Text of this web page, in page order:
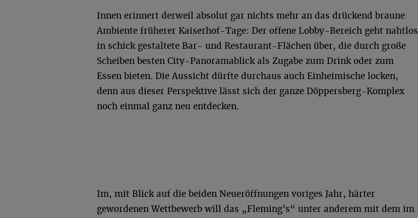
Innen erinnert derweil absolut gar nichts mehr an das drückend braune
Ambiente früherer Kaiserhof-Tage: Der offene Lobby-Bereich geht nahtlos
in schick gestaltete Bar- und Restaurant-Flächen über, die durch große
Scheiben besten City-Panoramablick als Zugabe zum Drink oder zum
Essen bieten. Die Aussicht dürfte durchaus auch Einheimische locken,
denn aus dieser Perspektive lässt sich der ganze Döppersberg-Komplex
noch einmal ganz neu entdecken.
Im, mit Blick auf die beiden Neueröffnungen voriges Jahr, härter
gewordenen Wettbewerb will das „Fleming’s“ unter anderem mit dem im